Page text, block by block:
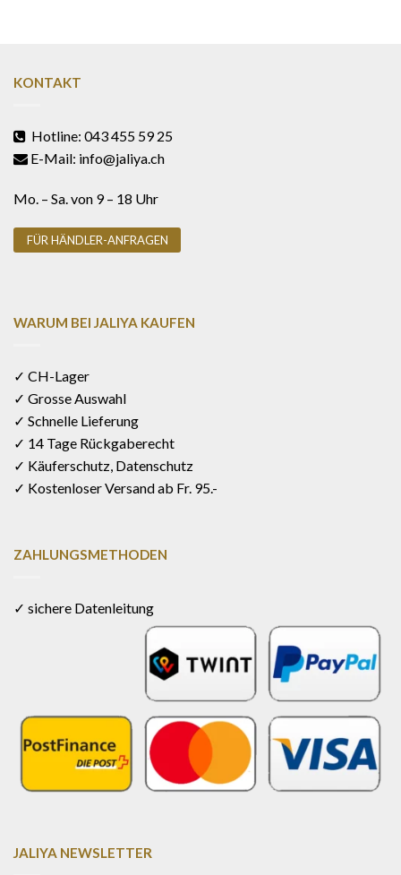
KONTAKT
Hotline: 043 455 59 25
E-Mail: info@jaliya.ch
Mo. – Sa. von 9 – 18 Uhr
FÜR HÄNDLER-ANFRAGEN
WARUM BEI JALIYA KAUFEN
✓ CH-Lager
✓ Grosse Auswahl
✓ Schnelle Lieferung
✓ 14 Tage Rückgaberecht
✓ Käuferschutz, Datenschutz
✓ Kostenloser Versand ab Fr. 95.-
ZAHLUNGSMETHODEN
✓ sichere Datenleitung
JALIYA NEWSLETTER